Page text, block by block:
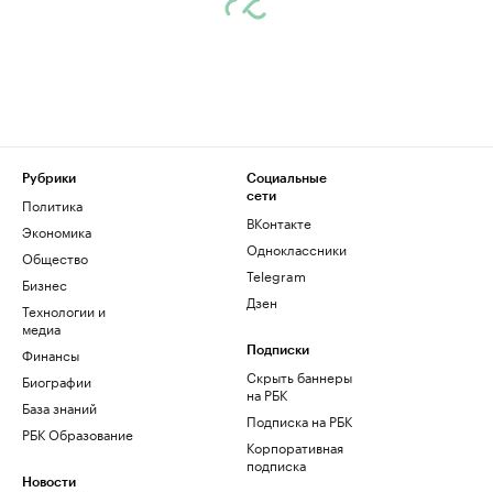
Рубрики
Политика
Экономика
Общество
Бизнес
Технологии и
медиа
Финансы
Биографии
База знаний
РБК Образование
Новости
Социальные
сети
ВКонтакте
Одноклассники
Telegram
Дзен
Подписки
Скрыть баннеры
на РБК
Подписка на РБК
Корпоративная
подписка